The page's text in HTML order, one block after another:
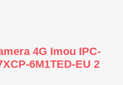
4G Imou IPC-
6M1TED-EU 2